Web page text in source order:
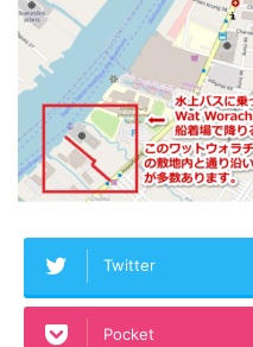
Twitter
Pocket